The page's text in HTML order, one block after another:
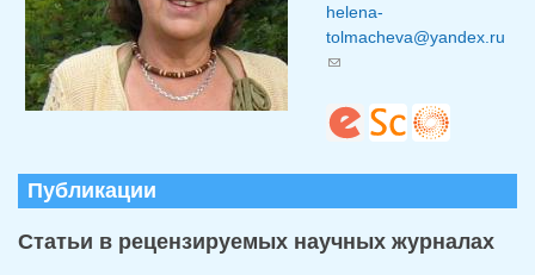
helena-
tolmacheva@yandex.ru
(ссылка для отправки
Публикации
Статьи в рецензируемых научных журналах